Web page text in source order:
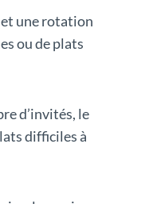
une rotation
ou de plats
d’invités, le
difficiles à